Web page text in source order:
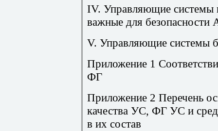
IV. Управляющие системы
важные для безопасности
V. Управляющие системы
Приложение 1
ФГ
Приложение 2 Перечень
качества УС, ФГ УС и
в их состав